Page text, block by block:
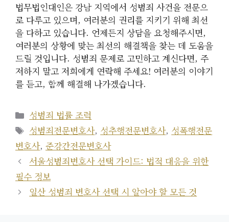
법무법인대인은 강남 지역에서 성범죄 사건을 전문으
로 다루고 있으며, 여러분의 권리를 지키기 위해 최선
을 다하고 있습니다. 언제든지 상담을 요청해주시면,
여러분의 상황에 맞는 최선의 해결책을 찾는 데 도움을
드릴 것입니다. 성범죄 문제로 고민하고 계신다면, 주
저하지 말고 저희에게 연락해 주세요! 여러분의 이야기
를 듣고, 함께 해결해 나가겠습니다.
카
테
고
리
성범죄 법률 조력
태
그
성범죄전문변호사, 성추행전문변호사, 성폭행전문
변호사, 준강간전문변호사
서울성범죄변호사 선택 가이드: 법적 대응을 위한
필수 정보
일산 성범죄 변호사 선택 시 알아야 할 모든 것